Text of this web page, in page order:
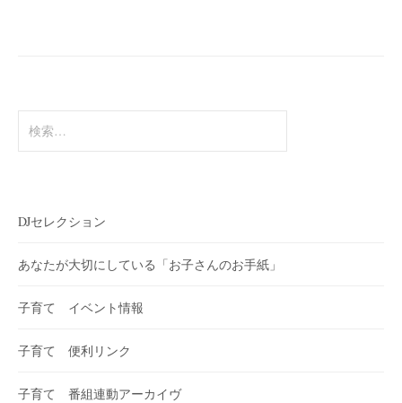
索:
DJセレクション
あなたが大切にしている「お子さんのお手紙」
子育て イベント情報
子育て 便利リンク
子育て 番組連動アーカイヴ